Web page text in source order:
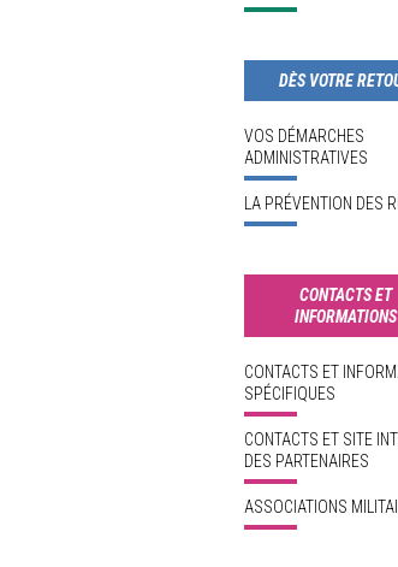
DÈS VOTRE
VOS DÉMARCHES
ADMINISTRATIVES
LA PRÉVENTION DES
CONTACTS ET
INFORMATIONS
CONTACTS ET
SPÉCIFIQUES
CONTACTS ET SITE
DES PARTENAIRES
ASSOCIATIONS